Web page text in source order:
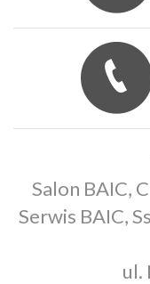
Salon BAIC,
Serwis BAIC,
ul.